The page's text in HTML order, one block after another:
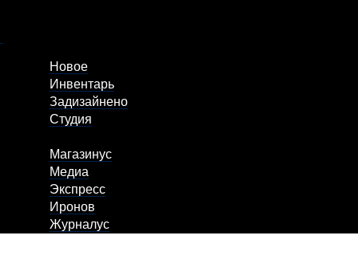
Новое
Инвентарь
Задизайнено
Студия
Магазинус
Медиа
Экспресс
Иронов
Журналус